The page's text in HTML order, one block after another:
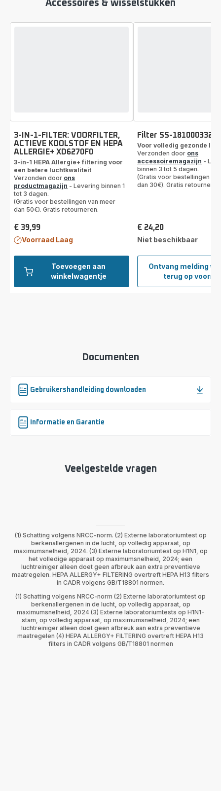
Accessoires & wisselstukken
Toevoegen aan
winkelwagentje
3-IN-1-FILTER: VOORFILTER,
ACTIEVE KOOLSTOF EN HEPA
ALLERGIE+ XD6270F0
3-in-1 HEPA Allergie+ filtering voor
een betere luchtkwaliteit
Verzonden door ons
productmagazijn - Levering binnen 1
tot 3 dagen.
(Gratis voor bestellingen van meer
dan 50€). Gratis retourneren.
Prijs
€ 39,99
Voorraad Laag
Ontvang melding
terug op
Filter
SS-
Filter SS-1810003325
Voor volledig gezonde
Verzonden door ons
accessoiremagazijn -
binnen 3 tot 5 dagen.
(Gratis voor bestellingen
dan 30€). Gratis
Prijs
€ 24,20
Niet beschikbaar
Documenten
Gebruikershandleiding downloaden
Informatie en Garantie
Veelgestelde vragen
(1) Schatting volgens NRCC-norm. (2) Externe laboratoriumtest op
berkenallergenen in de lucht, op volledig apparaat, op
maximumsnelheid, 2024. (3) Externe laboratoriumtest op H1N1, op
het volledige apparaat op maximumsnelheid, 2024; een
luchtreiniger alleen doet geen afbreuk aan extra preventieve
maatregelen. HEPA ALLERGY+ FILTERING overtreft HEPA H13 filters
in CADR volgens GB/T18801 normen.
(1) Schatting volgens NRCC-norm (2) Externe laboratoriumtest op
berkenallergenen in de lucht, op volledig apparaat, op
maximumsnelheid, 2024 (3) Externe laboratoriumtests op H1N1-
stam, op volledig apparaat, op maximumsnelheid, 2024; een
luchtreiniger alleen doet geen afbreuk aan extra preventieve
maatregelen (4) HEPA ALLERGY+ FILTERING overtreft HEPA H13
filters in CADR volgens GB/T18801 normen